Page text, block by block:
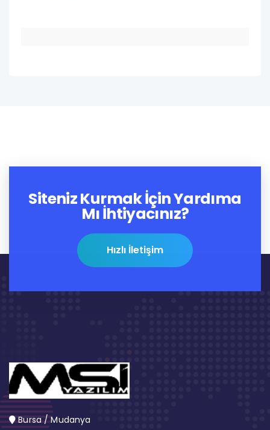
Siteniz Kurmak İçin Yardıma
Mı İhtiyacınız?
Hızlı İletişim
Bursa / Mudanya